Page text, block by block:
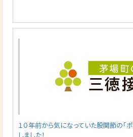
１０年前から気になっていた股関節の「
しました！